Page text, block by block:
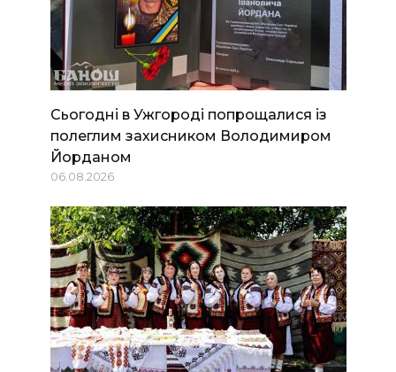
Сьогодні в Ужгороді попрощалися із
полеглим захисником Володимиром
Йорданом
06.08.2026